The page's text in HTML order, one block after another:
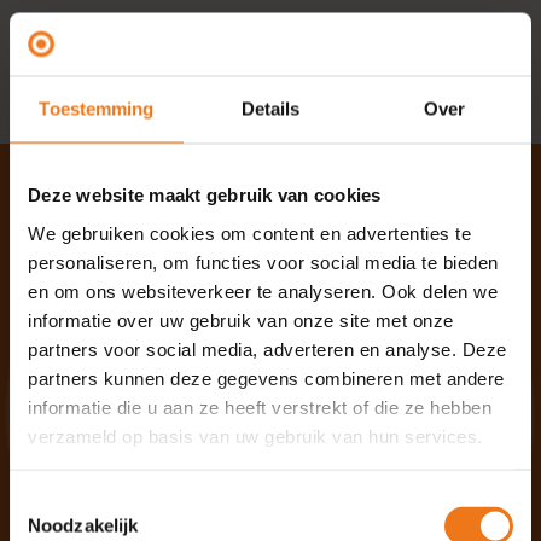
Toestemming Details Over
Deze website maakt gebruik van cookies
We gebruiken cookies om content en advertenties te
personaliseren, om functies voor social media te bieden
en om ons websiteverkeer te analyseren. Ook delen we
informatie over uw gebruik van onze site met onze
partners voor social media, adverteren en analyse. Deze
partners kunnen deze gegevens combineren met andere
informatie die u aan ze heeft verstrekt of die ze hebben
verzameld op basis van uw gebruik van hun services.
Noodzakelijk
Sluit je aan bij
Omgevingshuis
Wil je werken wanneer en hoeveel je wilt,
met de kracht van een collectief achter
mee aan een betere leefomgeving.